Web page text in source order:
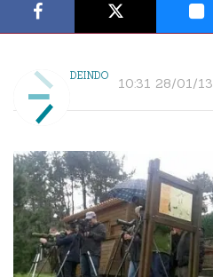
DEINDO 10:31 28/01/13